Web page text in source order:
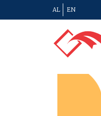
AL EN